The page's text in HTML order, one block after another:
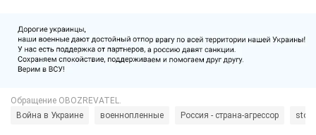
Война в Украине военнопленные Россия - страна-агрессор